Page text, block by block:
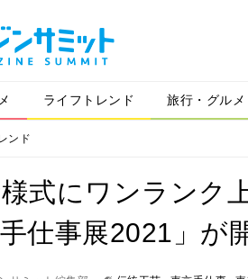
ライフトレンド 旅行・グルメ
ンド
式にワンランク
仕事展2021」が